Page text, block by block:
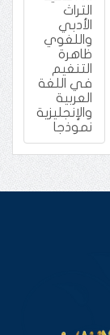
التراث
الأدبي
واللغوي
ظاهرة
التنغيم
في اللغة
العربية
والإنجليزية
نموذجا